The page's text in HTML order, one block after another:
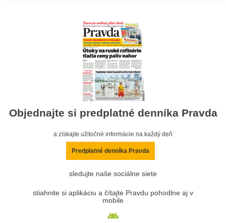
Objednajte si predplatné denníka Pravda
a získajte užitočné informácie na každý deň
Predplatné denníka Pravda
sledujte naše sociálne siete
stiahnite si aplikáciu a čítajte Pravdu pohodlne aj v
mobile